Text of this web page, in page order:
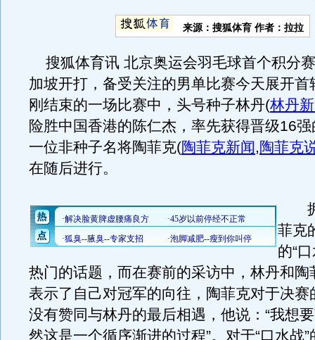
来源：搜狐体育 作者：拉拉
搜狐体育讯 北京奥运会羽毛球首个积分
加坡开打，备受关注的男单比赛今天展开首
刚结束的一场比赛中，头号种子林丹(林丹
险胜中国香港的陈仁杰，率先获得晋级16
一位非种子名将陶菲克(陶菲克新闻,陶菲克
在随后进行。
拥
菲克
的“
热门的话题，而在赛前的采访中，林丹和陶
表示了自己对冠军的向往，陶菲克对于决赛
没有赞同与林丹的最后相遇，他说：“我想
然这是一个循序渐进的过程”。对于“口水战